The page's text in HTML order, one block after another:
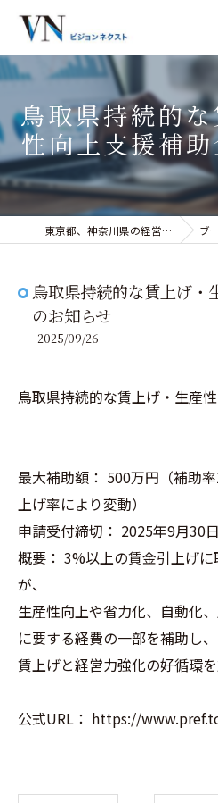
鳥取県持続的
性向上支援補
東京都、神奈川県の経営コンサルティングなら株式会社ビジョンネクスト ブログ
鳥取県持続的な賃上げ・
のお知らせ
2025/09/26
鳥取県持続的な賃上げ・生産
最大補助額： 500万円（補助
上げ率により変動）
申請受付締切： 2025年9月30日
概要： 3%以上の賃金引上げ
が、
生産性向上や省力化、自動化
に要する経費の一部を補助し、
賃上げと経営力強化の好循環を
公式URL： https://